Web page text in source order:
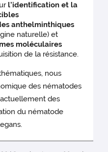
l’identification et la
anthelminthiques
naturelle) et
moléculaires
de la résistance.
nous
des nématodes
des
du nématode